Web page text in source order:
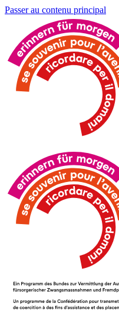
Passer au contenu principal